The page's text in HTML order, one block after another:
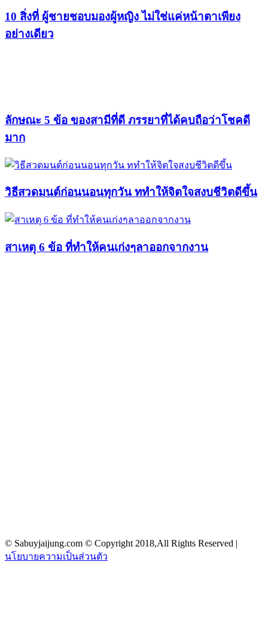
10 สิ่งที่ ผู้ชายชอบมองผู้หญิง ไม่ใช่แค่หน้าตาเพียง
อย่างเดียว
ลักษณะ 5 ข้อ ของสามีที่ดี ภรรยาที่ได้คบถือว่าโชคดี
มาก
วิธีสวดมนต์ก่อนนอนทุกวัน ททำให้จิตใจสงบชีวิตดีขึ้น
สาเหตุ 6 ข้อ ที่ทำให้คนเก่งๆลาออกจากงาน
© Sabuyjaijung.com © Copyright 2018,All Rights Reserved |
นโยบายความเป็นส่วนตัว